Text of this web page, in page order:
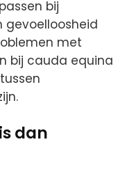
bij
gevoelloosheid
met
bij cauda equina
dan